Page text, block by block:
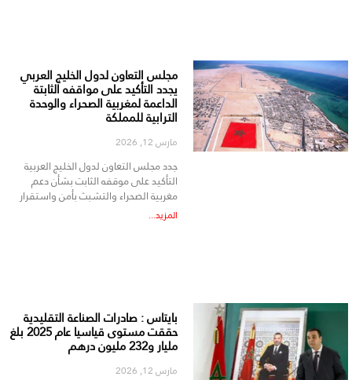
مجلس التعاون لدول الخليج العربي
يجدد التأكيد على مواقفه الثابتة
الداعمة لمغربية الصحراء والوحدة
الترابية للمملكة
مارس 12, 2026
جدد مجلس التعاون لدول الخليج العربية
التأكيد على موقفه الثابت بشأن دعم
مغربية الصحراء والتشبث بأمن واستقرار
المزيد...
بايتاس : صادرات الصناعة التقليدية
حققت مستوى قياسيا عام 2025 بلغ
مليار و232 مليون درهم
مارس 12, 2026